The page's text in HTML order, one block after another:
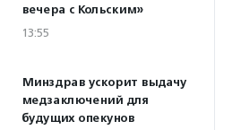
вечера с Кольским»
13:55
Минздрав ускорит выдачу
медзаключений для
будущих опекунов